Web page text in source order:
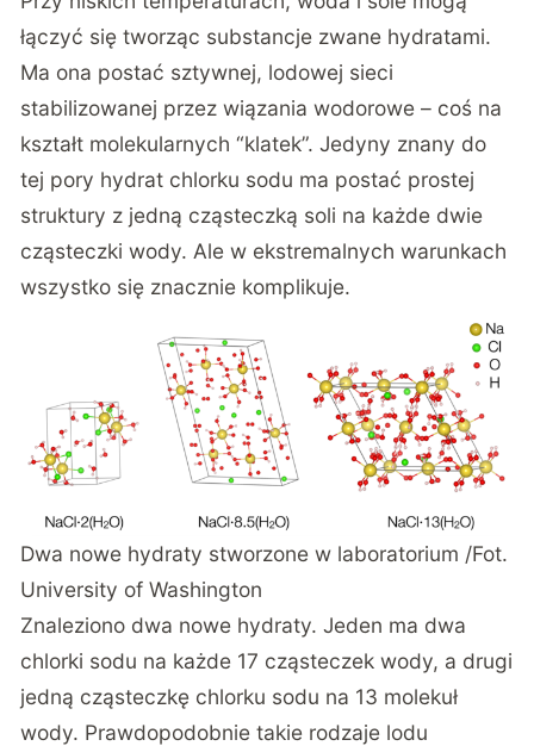
łączyć się tworząc substancje zwane hydratami.
Ma ona postać sztywnej, lodowej sieci
stabilizowanej przez wiązania wodorowe – coś na
kształt molekularnych “klatek”. Jedyny znany do
tej pory hydrat chlorku sodu ma postać prostej
struktury z jedną cząsteczką soli na każde dwie
cząsteczki wody. Ale w ekstremalnych warunkach
wszystko się znacznie komplikuje.
Dwa nowe hydraty stworzone w laboratorium /Fot.
University of Washington
Znaleziono dwa nowe hydraty. Jeden ma dwa
chlorki sodu na każde 17 cząsteczek wody, a drugi
jedną cząsteczkę chlorku sodu na 13 molekuł
wody. Prawdopodobnie takie rodzaje lodu